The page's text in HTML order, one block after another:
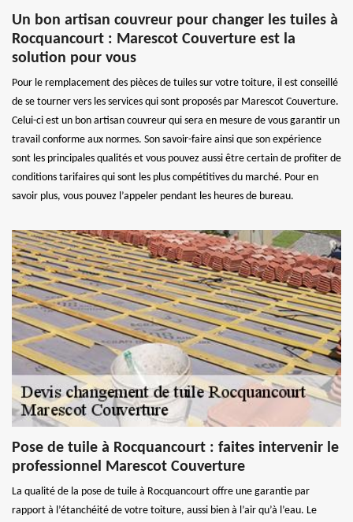
Un bon artisan couvreur pour changer les tuiles à
Rocquancourt : Marescot Couverture est la
solution pour vous
Pour le remplacement des pièces de tuiles sur votre toiture, il est conseillé
de se tourner vers les services qui sont proposés par Marescot Couverture.
Celui-ci est un bon artisan couvreur qui sera en mesure de vous garantir un
travail conforme aux normes. Son savoir-faire ainsi que son expérience
sont les principales qualités et vous pouvez aussi être certain de profiter de
conditions tarifaires qui sont les plus compétitives du marché. Pour en
savoir plus, vous pouvez l’appeler pendant les heures de bureau.
Pose de tuile à Rocquancourt : faites intervenir le
professionnel Marescot Couverture
La qualité de la pose de tuile à Rocquancourt offre une garantie par
rapport à l’étanchéité de votre toiture, aussi bien à l’air qu’à l’eau. Le